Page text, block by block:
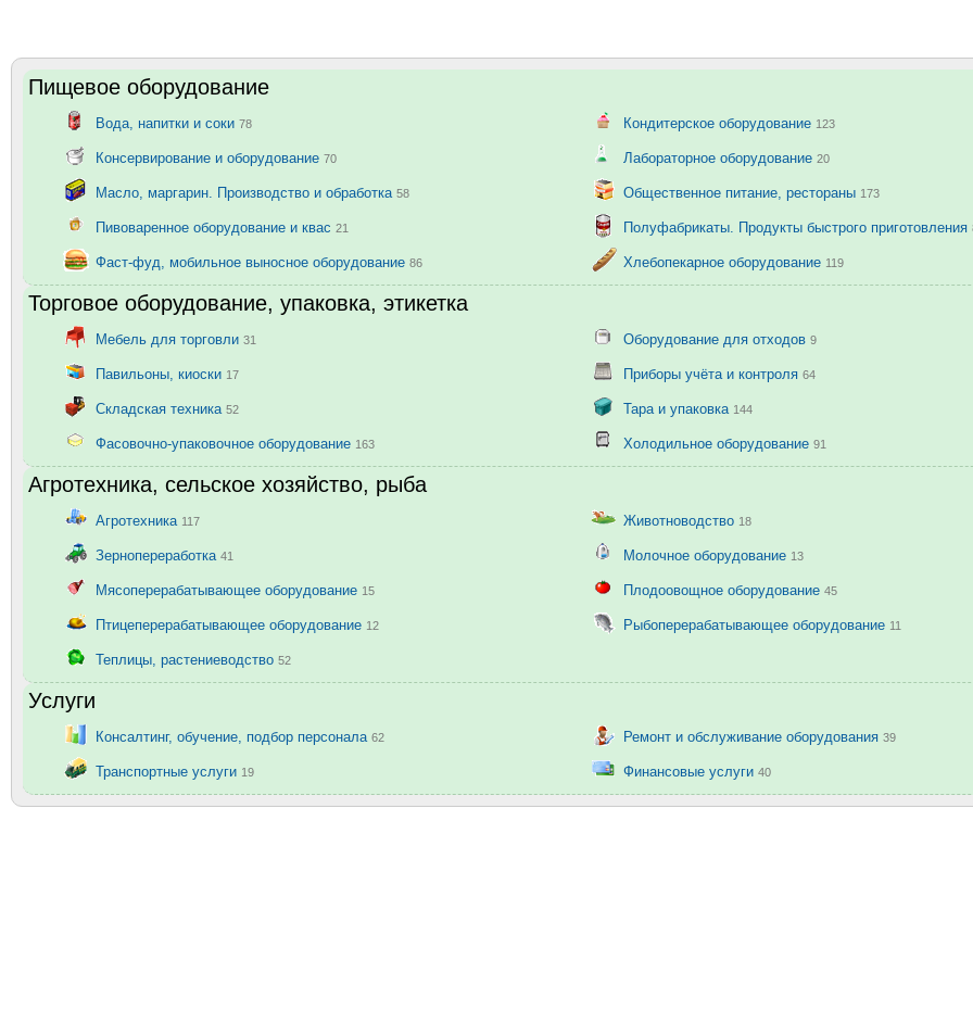
Пищевое оборудование
Вода, напитки и соки 78 Кондитерское оборудование 123
Консервирование и оборудование 70 Лабораторное оборудование 20
Масло, маргарин. Производство и обработка 58 Общественное питание, рестораны 173
Пивоваренное оборудование и квас 21 Полуфабрикаты. Продукты быстрого приготовления
Фаст-фуд, мобильное выносное оборудование 86 Хлебопекарное оборудование 119
Торговое оборудование, упаковка, этикетка
Мебель для торговли 31 Оборудование для отходов 9
Павильоны, киоски 17 Приборы учёта и контроля 64
Складская техника 52 Тара и упаковка 144
Фасовочно-упаковочное оборудование 163 Холодильное оборудование 91
Агротехника, сельское хозяйство, рыба
Агротехника 117 Животноводство 18
Зернопереработка 41 Молочное оборудование 13
Мясоперерабатывающее оборудование 15 Плодоовощное оборудование 45
Птицеперерабатывающее оборудование 12 Рыбоперерабатывающее оборудование 11
Теплицы, растениеводство 52
Услуги
Консалтинг, обучение, подбор персонала 62 Ремонт и обслуживание оборудования 39
Транспортные услуги 19 Финансовые услуги 40